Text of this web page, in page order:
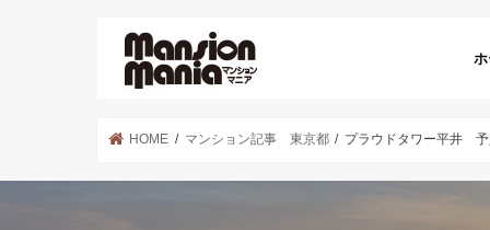
HOME マンション記事 東京都 プラウドタワー平井